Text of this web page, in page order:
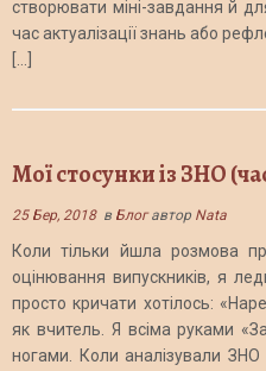
створювати міні-завдання й
час актуалізації знань або
Мої стосунки із ЗНО
25 Бер, 2018в Блогавтор Nata
Коли тільки йшла розмова
оцінювання випускників, я
просто кричати хотілось:
як вчитель. Я всіма руками
ногами. Коли аналізували